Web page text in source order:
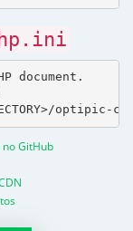
document.
GitHub